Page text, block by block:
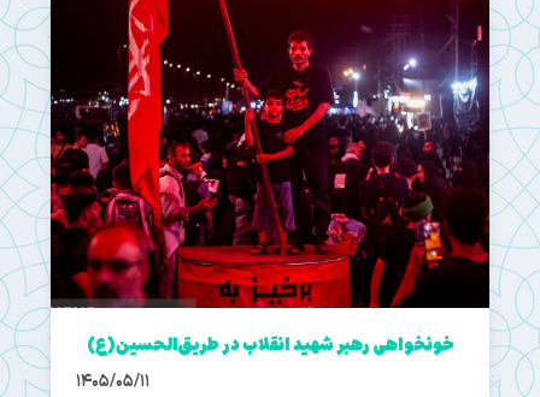
خونخواهی رهبر شهید انقلاب در طریق‌الحسین(ع)
1405/05/11